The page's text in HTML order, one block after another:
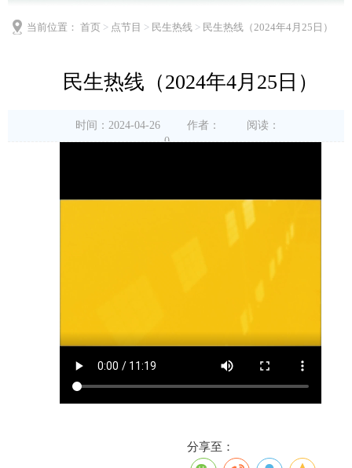
当前位置： 首页 > 点节目 > 民生热线 > 民生热线（2024年4月25日）
民生热线（2024年4月25日）
时间：2024-04-26 作者：
阅读：
0
分享至：